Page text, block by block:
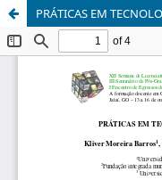
PRÁTICAS EM